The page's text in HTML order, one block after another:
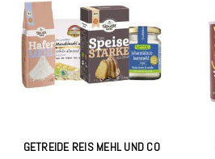
GETREIDE REIS MEHL UND CO